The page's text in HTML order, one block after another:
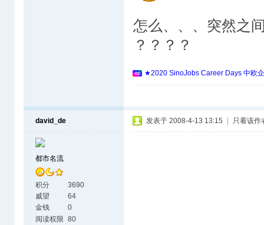
怎么、、、突然之
？？？？
★2020 SinoJobs Career Days 中欧
david_de
都市名流
积分
3690
威望
64
金钱
0
阅读权限 80
发表于 2008-4-13 13:15 只看该作